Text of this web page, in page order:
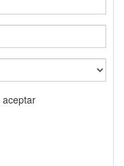
aceptar